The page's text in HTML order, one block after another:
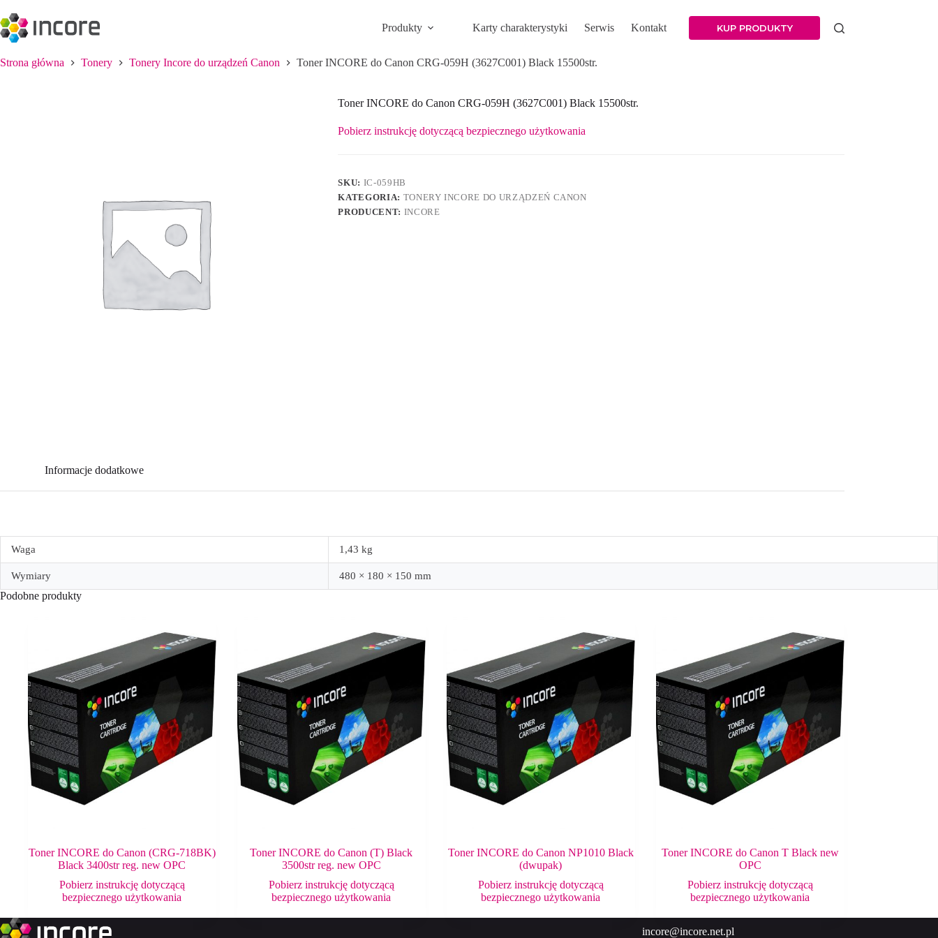
do
treści
Produkty Karty charakterystyki Serwis Kontakt KUP PRODUKTY
Strona główna Tonery Tonery Incore do urządzeń Canon Toner INCORE do Canon CRG-059H (3627C001) Black 15500str.
Toner INCORE do Canon CRG-059H (3627C001) Black 15500str.
Pobierz instrukcję dotyczącą bezpiecznego użytkowania
SKU: IC-059HB
KATEGORIA: TONERY INCORE DO URZĄDZEŃ CANON
PRODUCENT: INCORE
Informacje dodatkowe
Waga 1,43 kg
Wymiary 480 × 180 × 150 mm
Podobne produkty
Toner INCORE do Canon (CRG-718BK)
Black 3400str reg. new OPC
Pobierz instrukcję dotyczącą
bezpiecznego użytkowania
Toner INCORE do Canon (T) Black
3500str reg. new OPC
Pobierz instrukcję dotyczącą
bezpiecznego użytkowania
Toner INCORE do Canon NP1010 Black
(dwupak)
Pobierz instrukcję dotyczącą
bezpiecznego użytkowania
Toner INCORE do Canon T Black new
OPC
Pobierz instrukcję dotyczącą
bezpiecznego użytkowania
incore@incore.net.pl